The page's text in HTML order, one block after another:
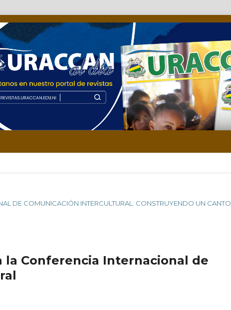
DE COMUNICACIÓN INTERCULTURAL: CONSTRUYENDO UN CANTO
la Conferencia Internacional de